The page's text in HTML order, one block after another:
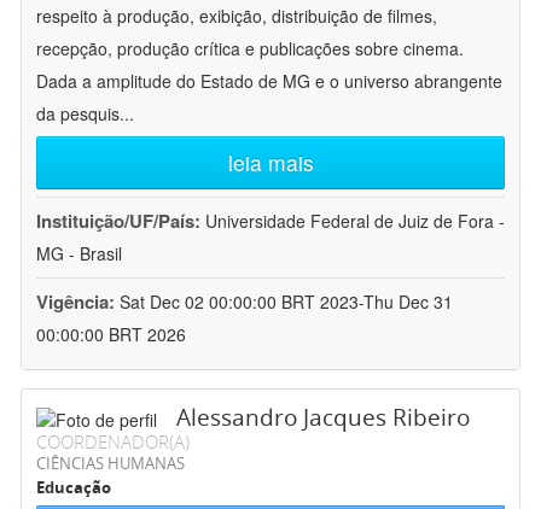
respeito à produção, exibição, distribuição de filmes,
recepção, produção crítica e publicações sobre cinema.
Dada a amplitude do Estado de MG e o universo abrangente
da pesquis...
leia mais
Instituição/UF/País: Universidade Federal de Juiz de Fora -
MG - Brasil
Vigência: Sat Dec 02 00:00:00 BRT 2023-Thu Dec 31
00:00:00 BRT 2026
Alessandro Jacques Ribeiro
COORDENADOR(A)
CIÊNCIAS HUMANAS
Educação